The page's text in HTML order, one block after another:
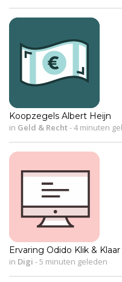
Koopzegels Albert Heijn
in Geld & Recht-4 minuten
Ervaring Odido Klik &
in Digi -5 minuten geleden